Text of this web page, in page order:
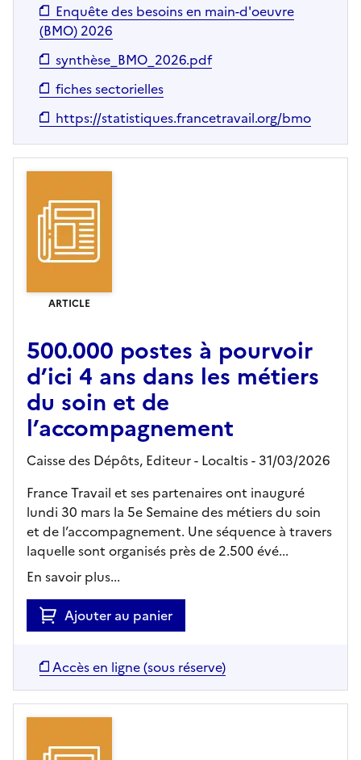
Enquête des besoins en main-d'oeuvre
(BMO) 2026
synthèse_BMO_2026.pdf
fiches sectorielles
https://statistiques.francetravail.org/bmo
ARTICLE
500.000 postes à pourvoir
d’ici 4 ans dans les métiers
du soin et de
l’accompagnement
Caisse des Dépôts, Editeur- Localtis- 31/03/2026
France Travail et ses partenaires ont inauguré
lundi 30 mars la 5e Semaine des métiers du soin
et de l’accompagnement. Une séquence à travers
laquelle sont organisés près de 2.500 évé...
En savoir plus...
Ajouter au panier
Accès en ligne (sous réserve)